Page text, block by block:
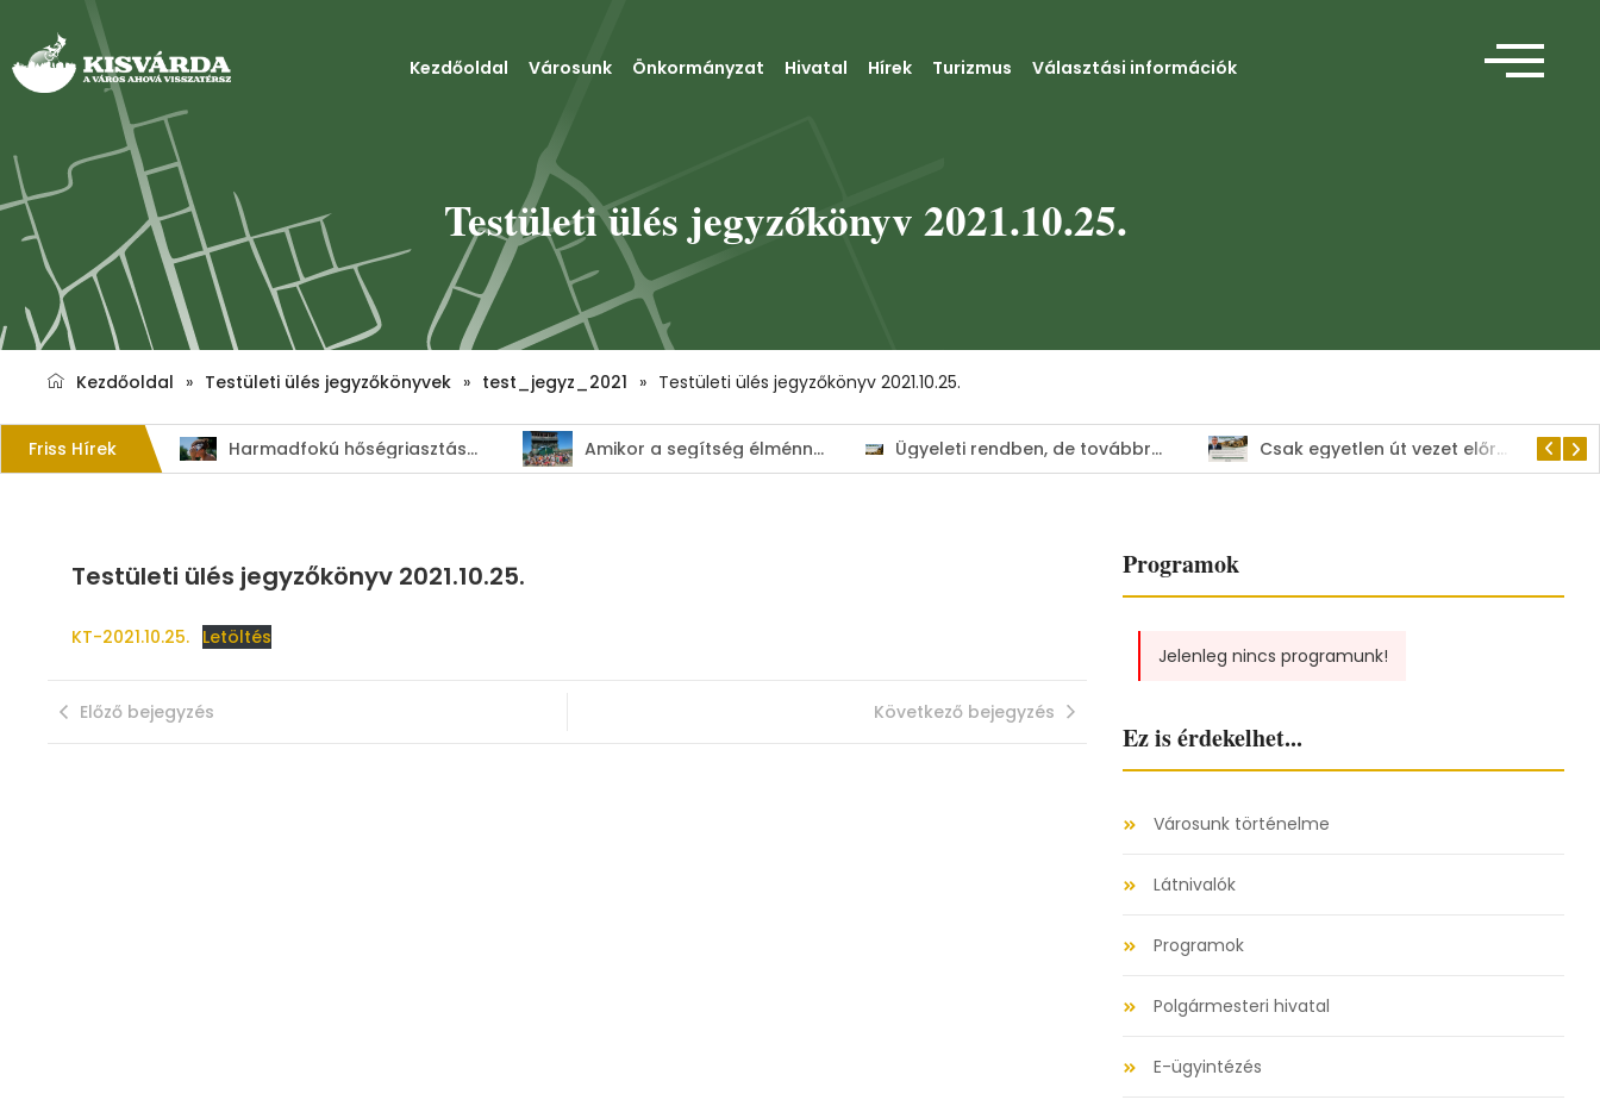
Kezdőoldal Városunk Önkormányzat Hivatal Hírek Turizmus Választási információk
Testületi ülés jegyzőkönyv 2021.10.25.
Kezdőoldal » Testületi ülés jegyzőkönyvek » test_jegyz_2021 » Testületi ülés jegyzőkönyv 2021.10.25.
Friss Hírek Harmadfokú hőségriasztás–MEGHOSSZABBÍTVA! Amikor a segítség élménnyé válik Ügyeleti rendben, de továbbra is a lakosság szolgálatában tart nyitva a Kisvárdai Polgármesteri Hivatal Csak egyetlen út vezet előre: az összefogás!
Testületi ülés jegyzőkönyv 2021.10.25.
KT-2021.10.25. Letöltés
Előző bejegyzés Következő bejegyzés
Programok
Jelenleg nincs programunk!
Ez is érdekelhet...
Városunk történelme
Látnivalók
Programok
Polgármesteri hivatal
E-ügyintézés